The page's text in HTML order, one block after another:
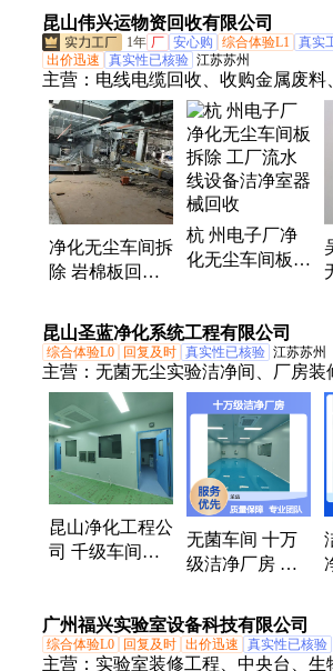
设备洁净室器械
回收
昆山伟兴运物资回收有限公司
1年 厂 安心购 综合体验L1 真实
出价迅速
真实性已核验 江苏苏州
主营： 电线电缆回收、收购金属废料
收、电梯拆除回收、整厂拆除回收、
子厂拆除、锅炉拆除、化工厂拆除、
结构厂房收购、伺服驱动器回收、工
电子废料线路板、废旧变压器回收、
柜回收、发电机回收、注塑机回收、
收、电子元器件回收、车床回收、二
工设备回收、加工中心回收
净化无尘车间拆
除 岩棉板回收
理
杭 州电子厂净
化无尘车间板拆
回收
昆山圣蓝净化系统工程有限公司
综合体验L0 回复及时 真实性已核验 江苏苏州
主营： 无菌无尘实验洁净间、厂房装
统安装
昆山净化工程公
司 千级车间装
拆除改造
无菌车间 十万
级洁净厂房 环
械车间
广州福兴实验室设备科技有限公司
综合体验L0 回复及时 出价迅速 真实性已核验
主营： 实验室装修工程、中央台、生